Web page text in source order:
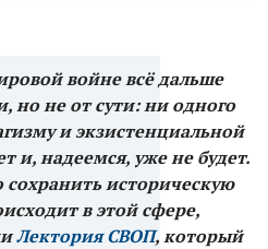
войне всё дальше
но не от сути: ни одного
и экзистенциальной
и, надеемся, уже не будет.
историческую
в этой сфере,
Лектория СВОП, который